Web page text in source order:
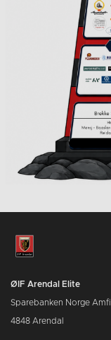
ØIF Arendal Elite
Sparebanken Norge Amfi
4848 Arendal